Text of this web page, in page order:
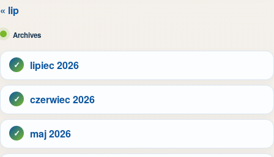
« lip
Archives
lipiec 2026
czerwiec 2026
maj 2026